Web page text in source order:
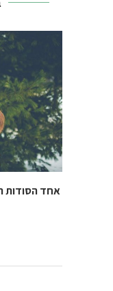
אחד הסודות